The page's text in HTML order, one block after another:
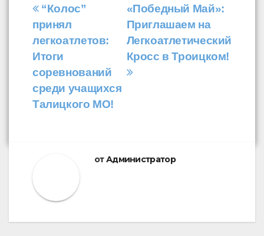
Навигация
по
записям
«Победный Май»:
Приглашаем на
Легкоатлетический
Кросс в Троицком!
“Колос”
принял
легкоатлетов:
Итоги
соревнований
среди учащихся
Талицкого МО!
отАдминистратор